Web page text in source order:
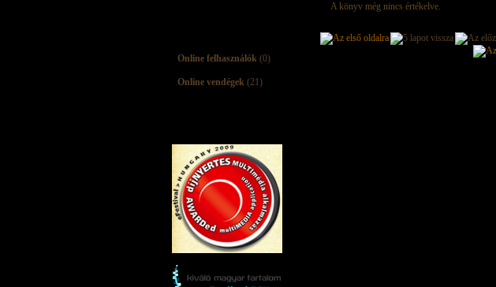
Online felhasználók (0)
Online vendégek(21)
A könyv még nincs értékelve.